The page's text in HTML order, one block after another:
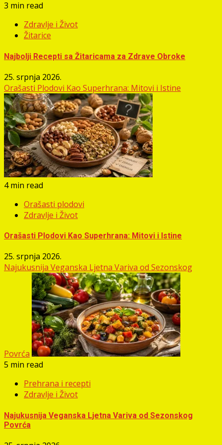
3 min read
Zdravlje i Život
Žitarice
Najbolji Recepti sa Žitaricama za Zdrave Obroke
25. srpnja 2026.
Orašasti Plodovi Kao Superhrana: Mitovi i Istine
4 min read
Orašasti plodovi
Zdravlje i Život
Orašasti Plodovi Kao Superhrana: Mitovi i Istine
25. srpnja 2026.
Najukusnija Veganska Ljetna Variva od Sezonskog
Povrća
5 min read
Prehrana i recepti
Zdravlje i Život
Najukusnija Veganska Ljetna Variva od Sezonskog
Povrća